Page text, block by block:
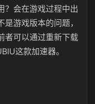
？会在游戏过程中出
游戏版本的问题，
者可以通过重新下载
这款加速器。